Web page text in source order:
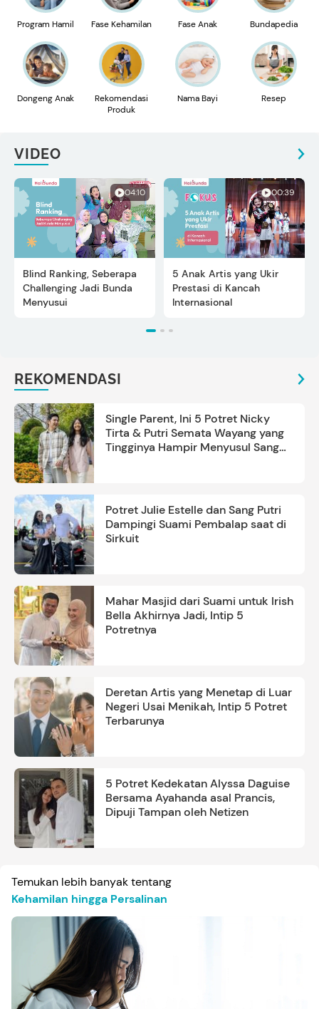
Program Hamil Fase Kehamilan Fase Anak Bundapedia
Dongeng Anak
Rekomendasi
Produk
Nama Bayi Resep
VIDEO
04:10
Blind Ranking, Seberapa
Challenging Jadi Bunda
Menyusui
00:39
5 Anak Artis yang Ukir
Prestasi di Kancah
Internasional
REKOMENDASI
Single Parent, Ini 5 Potret Nicky
Tirta & Putri Semata Wayang yang
Tingginya Hampir Menyusul Sang
Potret Julie Estelle dan Sang Putri
Dampingi Suami Pembalap saat di
Sirkuit
Mahar Masjid dari Suami untuk Irish
Bella Akhirnya Jadi, Intip 5
Potretnya
Deretan Artis yang Menetap di Luar
Negeri Usai Menikah, Intip 5 Potret
Terbarunya
5 Potret Kedekatan Alyssa Daguise
Bersama Ayahanda asal Prancis,
Dipuji Tampan oleh Netizen
Temukan lebih banyak tentang
Kehamilan hingga Persalinan